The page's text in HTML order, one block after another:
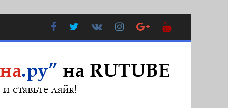
FacebookTwitter
Контакте
Instagram
Google
Plus